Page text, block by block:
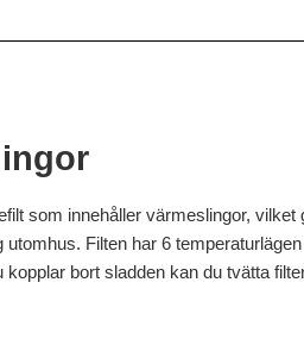
som innehåller värmeslingor,
Filten har 6
bort sladden kan du tvätta